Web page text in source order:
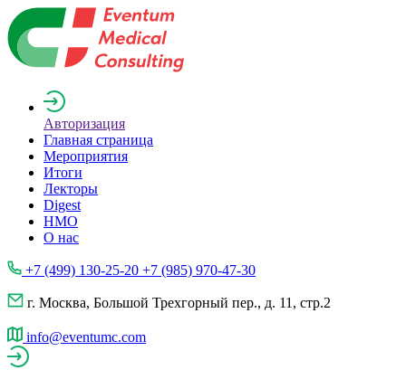
Авторизация
Главная страница
Мероприятия
Итоги
Лекторы
Digest
НМО
О нас
+7 (499) 130-25-20 +7 (985) 970-47-30
г. Москва, Большой Трехгорный пер., д. 11, стр.2
info@eventumc.com